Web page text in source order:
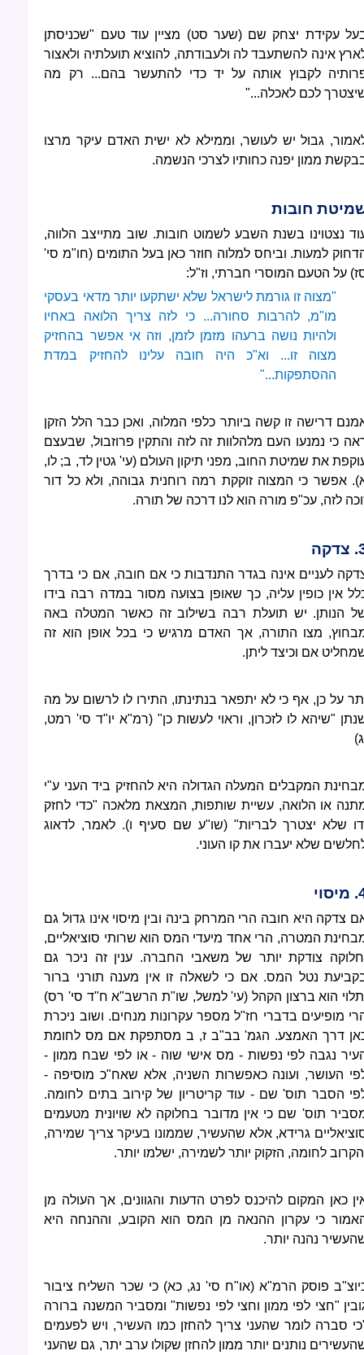
עקידת יצחק שם (שער סט) מציין עוד טעם "שכניסתן
אינה להשתעבד לה ולעבודתה, להוציא תועלתיה ולאצור
לקבוץ אותה על יד כדי להתעשר בהם... רק מה
לכם לאכלה..."
גבול יש לעושר, וממילא לא ישית האדם עיקר מרצו
ממון יפנה כחותיו לצרכי הנשמה.
חובות
נצטוינו בשנת השבע לשמוט חובות. שוב מתייצב הלווה,
למעות. וביחס למלוה חוזר כאן בעל התומים (חו"מ סי'
על הטעם המוסרי חברתי, וז"ל:
"מצוה זו גורמת לישראל שלא ישתקעו יותר מדאי בעסקי
מו"מ, להרבות סחורה... כי לזה צריך הלואה באחיו
ולהיות נושה ברעהו מזמן לזמן, וזה אי אפשר בהחזיק
מצוה זו... וא"כ היה חובה עלינו להחזיק במדת
ההסתפקות..."
דרישה זו קשה ביותר כלפי המלוה, ואכן כבר הלל הזקן
כי נמנעו העם מלהלוות זה לזה והתקין פרוזבול, שבעצם
את שמיטת החוב, מפני תיקון העולם (עי' גטין לד, ב; לו,
אפשר כי המצוה זוקקת רמה רוחנית גבוהה, ולא כל דור
לזה, עכ"פ מורה הוא לנו דרכה של תורה.
לעניים אינה בגדר התנדבות כי אם חובה, אם כי בדרך
אין כופין עליה, כך שאופן בצועה מסור במדה רבה בידו
הנותן. יש תועלת רבה בשילוב זה כאשר המטלה באה
מצו התורה, אך האדם מרגיש כי בכל אופן הוא זה
אם וכיצד ליתן.
על כן, אף כי לא יתפאר בנתינתו, התירו לו לרשום על מה
"שיהא לו לזכרון, וראוי לעשות כן" (רמ"א יו"ד סי' רמט,
המקבלים המעלה הגדולה היא להחזיק ביד העני ע"י
או הלואה, עשיית שותפות, המצאת מלאכה "כדי לחזק
שלא יצטרך לבריות" (שו"ע שם סעיף ו). לאמר, לדאוג
שלא יעברו את קו העוני.
צדקה היא חובה הרי המרחק בינה ובין מיסוי אינו גדול גם
המטרה, הרי אחד מיעדי המס הוא שרותי סוציאליים,
צודקת יותר של משאבי החברה. ענין זה ניכר גם
נטל המס. אם כי לשאלה זו אין מענה תורני ברור
הוא ברצון הקהל (עי' למשל, שו"ת הרשב"א ח"ד סי' רס)
מופיעים בדברי חז"ל מספר עקרונות מנחים. ושוב ניכרת
דרך האמצע. הגמ' בב"ב ז, ב מסתפקת אם מס לחומת
נגבה לפי נפשות - מס אישי שוה - או לפי שבח ממון -
העושר, ועונה כאפשרות השניה, אלא שאח"כ מוסיפה -
הסבר תוס' שם - עוד קריטריון של קירוב בתים לחומה.
תוס' שם כי אין מדובר בחלוקה לא שויונית מטעמים
גרידא, אלא שהעשיר, שממונו בעיקר צריך שמירה,
לחומה, הזקוק יותר לשמירה, ישלמו יותר.
כאן המקום להיכנס לפרט הדעות והגוונים, אך העולה מן
כי עקרון ההנאה מן המס הוא הקובע, וההנחה היא
נהנה יותר.
פוסק הרמ"א (או"ח סי' נג, כא) כי שכר השליח ציבור
"חצי לפי ממון וחצי לפי נפשות" ומסביר המשנה ברורה
סברה לומר שהעני צריך להחזן כמו העשיר, ויש לפעמים
נותנים יותר ממון להחזן שקולו ערב יתר, גם שהעני